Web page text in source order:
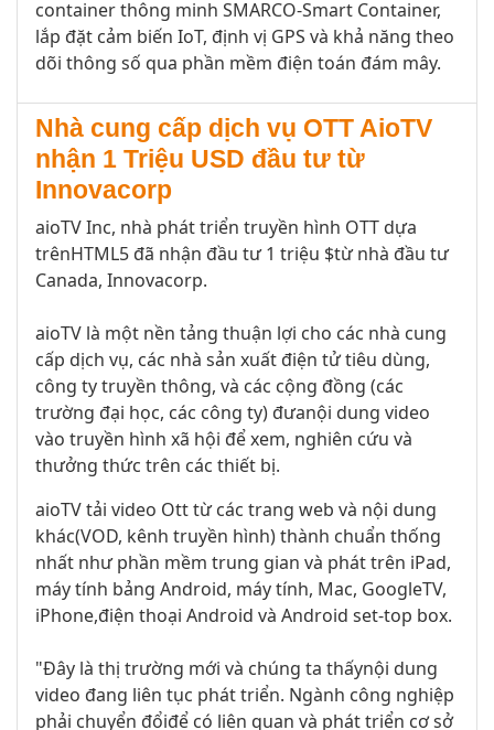
container thông minh SMARCO-Smart Container,
lắp đặt cảm biến IoT, định vị GPS và khả năng theo
dõi thông số qua phần mềm điện toán đám mây.
Nhà cung cấp dịch vụ OTT AioTV
nhận 1 Triệu USD đầu tư từ
Innovacorp
aioTVInc, nhà phát triển truyền hình OTT dựa
trênHTML5 đã nhận đầu tư 1 triệu $từ nhà đầu tư
Canada, Innovacorp.
aioTV là một nền tảng thuận lợi cho các nhà cung
cấp dịch vụ, các nhà sản xuất điện tử tiêu dùng,
công ty truyền thông, và các cộng đồng (các
trường đại học, các công ty) đưanội dung video
vào truyền hình xã hội để xem, nghiên cứu và
thưởng thức trên các thiết bị.
aioTVtải video Otttừ các trang web và nội dung
khác(VOD, kênh truyền hình)thành chuẩn thống
nhất như phần mềm trung gian và phát trên iPad,
máy tính bảng Android, máy tính, Mac, GoogleTV,
iPhone,điện thoại Android và Android set-top box.
"Đây là thị trường mới và chúng ta thấynội dung
video đang liên tục pháttriển. Ngành công nghiệp
phải chuyển đổiđể có liên quan và pháttriển cơ sở